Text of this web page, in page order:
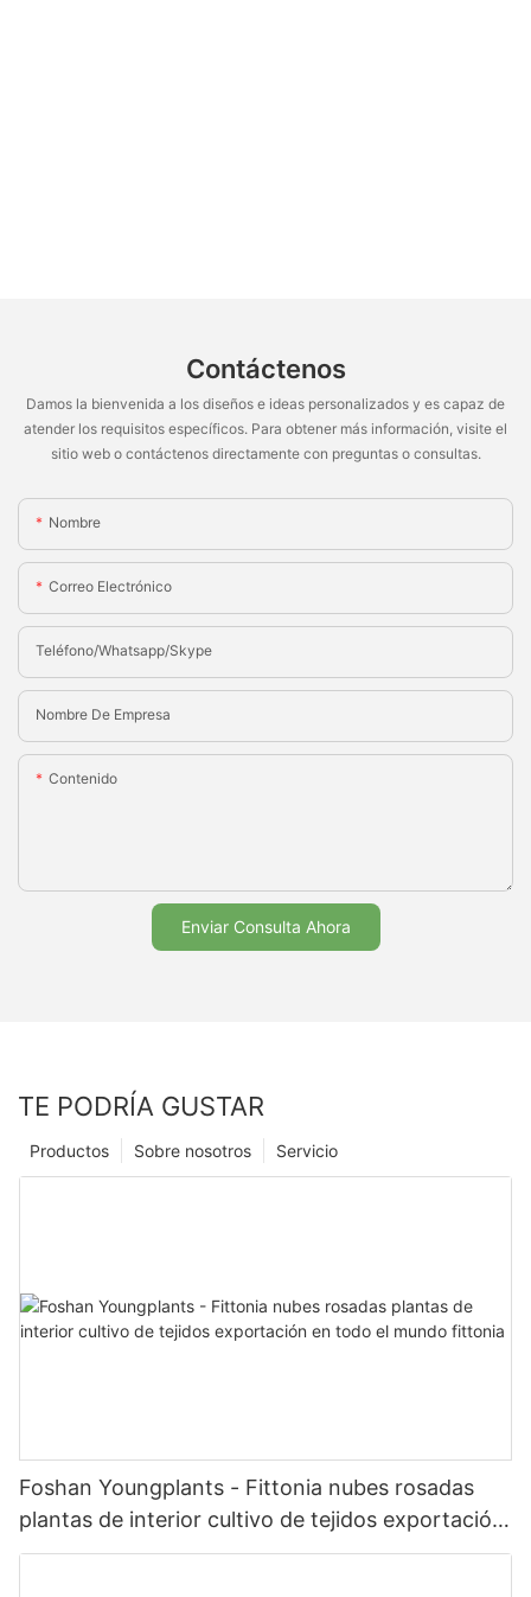
Contáctenos
Damos la bienvenida a los diseños e ideas personalizados y es capaz de
atender los requisitos específicos. Para obtener más información, visite el
sitio web o contáctenos directamente con preguntas o consultas.
Nombre
Correo Electrónico
Teléfono/whatsapp/skype
Nombre De Empresa
Contenido
Enviar Consulta Ahora
TE PODRÍA GUSTAR
Servicio
Sobre nosotros
Productos
Foshan Youngplants - Fittonia nubes rosadas
plantas de interior cultivo de tejidos exportación
en todo el mundo fittonia